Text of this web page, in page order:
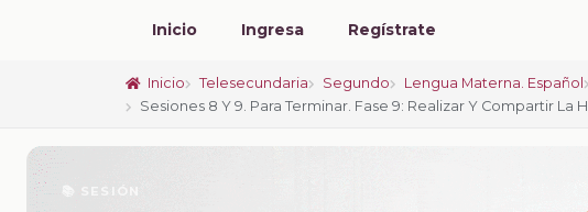
Inicio Ingresa Regístrate
Inicio Telesecundaria Segundo Lengua Materna. Español
Sesiones 8 Y 9. Para Terminar. Fase 9: Realizar Y Compartir La
📚 SESIÓN